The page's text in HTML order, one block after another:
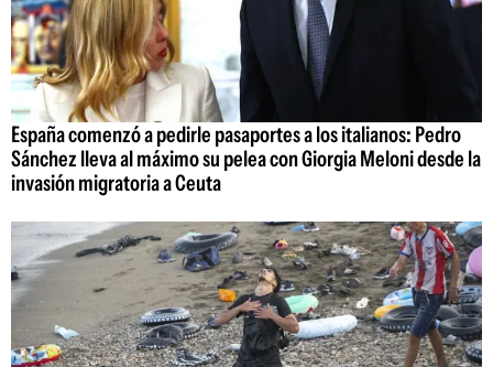
España comenzó a pedirle pasaportes a los italianos: Pedro
Sánchez lleva al máximo su pelea con Giorgia Meloni desde la
invasión migratoria a Ceuta